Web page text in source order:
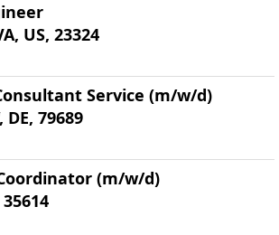
US, 23324
Service (m/w/d)
79689
(m/w/d)